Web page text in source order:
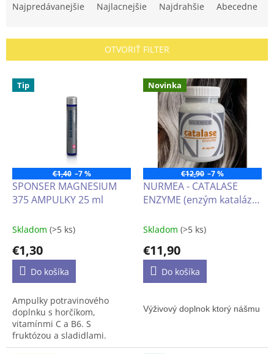
i
o
Najpredávanejšie Najlacnejšie Najdrahšie Abecedne
OTVORIŤ FILTER
V
o
u
Tip
€1,40 –7 %
SPONSER MAGNESIUM
375 AMPULKY 25 ml
Skladom (>5 ks)
€1,30
Do košíka
Ampulky potravinového
doplnku s horčíkom,
vitamínmi C a B6. S
fruktózou a sladidlami.
Príchuť exotického ovocia.
Novinka
€12,90 –7 %
NURMEA - CATALASE
ENZYME (enzým kataláza)
Skladom (>5 ks)
€11,90
Do košíka
Výživový doplnok ktorý nášmu